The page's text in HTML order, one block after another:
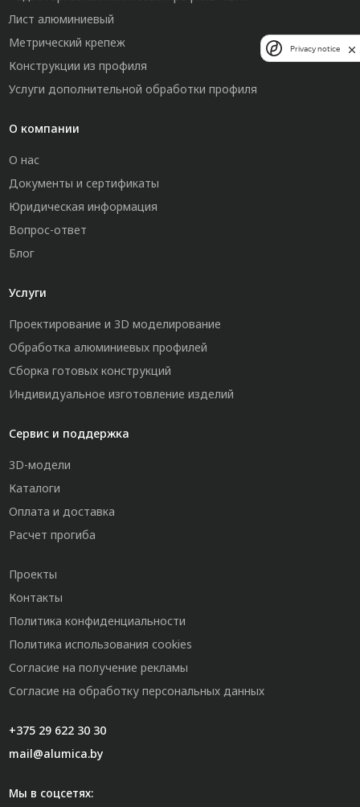
Лист алюминиевый
Метрический крепеж
Конструкции из профиля
Услуги дополнительной обработки профиля
О компании
О нас
Документы и сертификаты
Юридическая информация
Вопрос-ответ
Блог
Услуги
Проектирование и 3D моделирование
Обработка алюминиевых профилей
Сборка готовых конструкций
Индивидуальное изготовление изделий
Сервис и поддержка
3D-модели
Каталоги
Оплата и доставка
Расчет прогиба
Проекты
Контакты
Политика конфиденциальности
Политика использования cookies
Согласие на получение рекламы
Согласие на обработку персональных данных
+375 29 622 30 30
mail@alumica.by
Мы в соцсетях:
Privacy notice